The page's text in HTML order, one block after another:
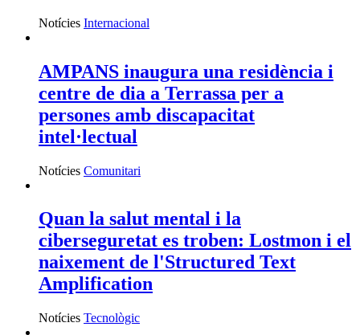
Notícies Internacional
AMPANS inaugura una residència i
centre de dia a Terrassa per a
persones amb discapacitat
intel·lectual
Notícies Comunitari
Quan la salut mental i la
ciberseguretat es troben: Lostmon i el
naixement de l'Structured Text
Amplification
Notícies Tecnològic